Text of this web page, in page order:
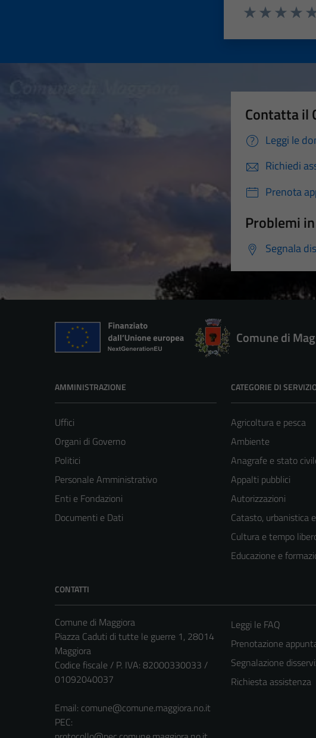
Contatta il
Leggi le
Richiedi
Prenota
Problemi
Segnala
Comune di
AMMINISTRAZIONE
Uffici
Organi di Governo
Politici
Personale Amministrativo
Enti e Fondazioni
Documenti e Dati
CATEGORIE DI
Agricoltura e pesca
Ambiente
Anagrafe e stato
Appalti pubblici
Autorizzazioni
Catasto, urbanistica
Cultura e tempo
Educazione e
CONTATTI
Comune di Maggiora
Piazza Caduti di tutte le guerre 1, 28014
Maggiora
Codice fiscale / P. IVA: 82000330033 /
01092040037
Email: comune@comune.maggiora.no.it
PEC:
Leggi le FAQ
Prenotazione
Segnalazione
Richiesta assistenza